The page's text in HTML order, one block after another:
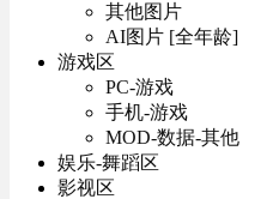
其他图片
AI图片 [全年龄]
游戏区
PC-游戏
手机-游戏
MOD-数据-其他
娱乐-舞蹈区
影视区